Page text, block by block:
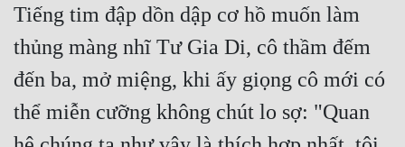
Tiếng tim đập dồn dập cơ hồ muốn làm
thủng màng nhĩ Tư Gia Di, cô thầm đếm
đến ba, mở miệng, khi ấy giọng cô mới có
thể miễn cưỡng không chút lo sợ: "Quan